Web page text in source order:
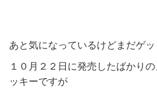
あと気になっているけどまだゲ
１０月２２日に発売したばかり
ッキーですが